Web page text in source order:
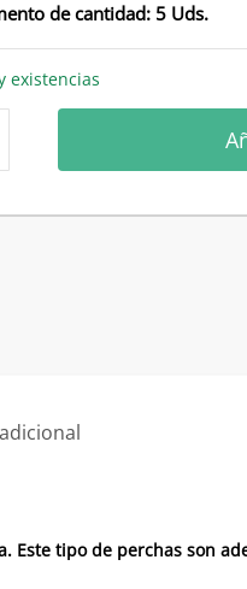
de cantidad: 5 Uds.
existencias
tipo de perchas son